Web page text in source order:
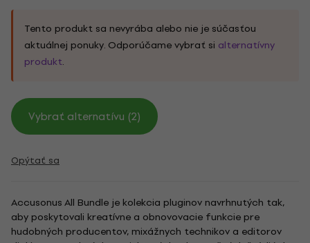
Tento produkt sa nevyrába alebo nie je súčasťou
aktuálnej ponuky. Odporúčame vybrať si alternatívny
produkt.
Vybrať alternatívu (2)
Opýtať sa
Accusonus All Bundle je kolekcia pluginov navrhnutých tak,
aby poskytovali kreatívne a obnovovacie funkcie pre
hudobných producentov, mixážnych technikov a editorov